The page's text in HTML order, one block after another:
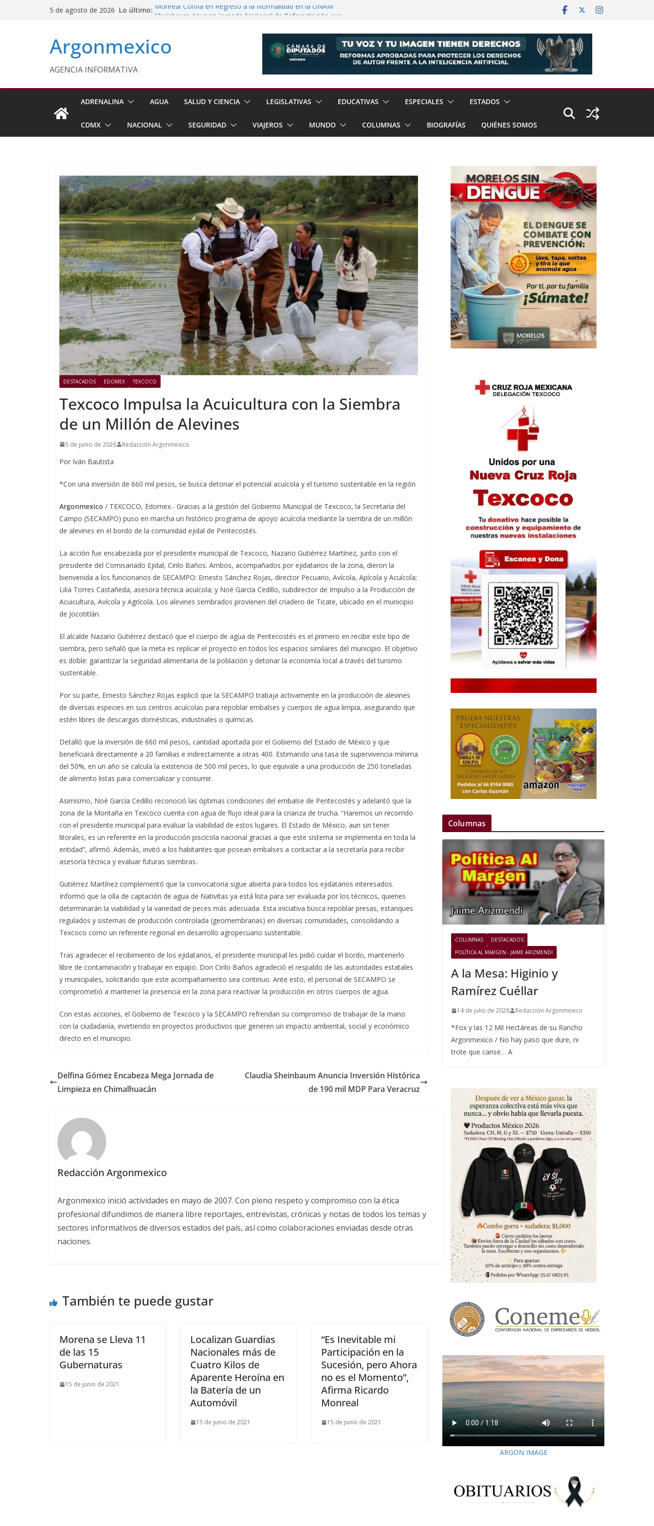
5 de agosto de 2026 Lo último: Monreal Confía en Regreso a la Normalidad en la UNAM
Lluvias y Ciclones
Fiestas de la Vendimia Esperan 90 mil Visitantes en Baja
Juárez
Argonmexico
AGENCIA INFORMATIVA
ADRENALINA AGUA SALUD Y CIENCIA LEGISLATIVAS EDUCATIVAS ESPECIALES ESTADOS
CDMX NACIONAL SEGURIDAD VIAJEROS MUNDO COLUMNAS BIOGRAFÍAS QUIÉNES SOMOS
DESTACADOS EDOMEX TEXCOCO
Texcoco Impulsa la Acuicultura con la Siembra
de un Millón de Alevines
5 de junio de 2026 Redacción Argonmexico
Por Iván Bautista
*Con una inversión de 660 mil pesos, se busca detonar el potencial acuícola y el turismo sustentable en la región
Argonmexico / TEXCOCO, Edomex.- Gracias a la gestión del Gobierno Municipal de Texcoco, la Secretaría del
Campo (SECAMPO) puso en marcha un histórico programa de apoyo acuícola mediante la siembra de un millón
de alevines en el bordo de la comunidad ejidal de Pentecostés.
La acción fue encabezada por el presidente municipal de Texcoco, Nazario Gutiérrez Martínez, junto con el
presidente del Comisariado Ejidal, Cirilo Baños. Ambos, acompañados por ejidatarios de la zona, dieron la
bienvenida a los funcionarios de SECAMPO: Ernesto Sánchez Rojas, director Pecuario, Avícola, Apícola y Acuícola;
Lilia Torres Castañeda, asesora técnica acuícola; y Noé García Cedillo, subdirector de Impulso a la Producción de
Acuicultura, Avícola y Agrícola. Los alevines sembrados provienen del criadero de Ticate, ubicado en el municipio
de Jocotitlán.
El alcalde Nazario Gutiérrez destacó que el cuerpo de agua de Pentecostés es el primero en recibir este tipo de
siembra, pero señaló que la meta es replicar el proyecto en todos los espacios similares del municipio. El objetivo
es doble: garantizar la seguridad alimentaria de la población y detonar la economía local a través del turismo
sustentable.
Por su parte, Ernesto Sánchez Rojas explicó que la SECAMPO trabaja activamente en la producción de alevines
de diversas especies en sus centros acuícolas para repoblar embalses y cuerpos de agua limpia, asegurando que
estén libres de descargas domésticas, industriales o químicas.
Detalló que la inversión de 660 mil pesos, cantidad aportada por el Gobierno del Estado de México y que
beneficiará directamente a 20 familias e indirectamente a otras 400. Estimando una tasa de supervivencia mínima
del 50%, en un año se calcula la existencia de 500 mil peces, lo que equivale a una producción de 250 toneladas
de alimento listas para comercializar y consumir.
Asimismo, Noé García Cedillo reconoció las óptimas condiciones del embalse de Pentecostés y adelantó que la
zona de la Montaña en Texcoco cuenta con agua de flujo ideal para la crianza de trucha. “Haremos un recorrido
con el presidente municipal para evaluar la viabilidad de estos lugares. El Estado de México, aun sin tener
litorales, es un referente en la producción piscícola nacional gracias a que este sistema se implementa en toda la
entidad”, afirmó. Además, invitó a los habitantes que posean embalses a contactar a la secretaría para recibir
asesoría técnica y evaluar futuras siembras.
Gutiérrez Martínez complementó que la convocatoria sigue abierta para todos los ejidatarios interesados.
Informó que la olla de captación de agua de Nativitas ya está lista para ser evaluada por los técnicos, quienes
determinarán la viabilidad y la variedad de peces más adecuada. Esta iniciativa busca repoblar presas, estanques
regulados y sistemas de producción controlada (geomembranas) en diversas comunidades, consolidando a
Texcoco como un referente regional en desarrollo agropecuario sustentable.
Tras agradecer el recibimiento de los ejidatarios, el presidente municipal les pidió cuidar el bordo, mantenerlo
libre de contaminación y trabajar en equipo. Don Cirilo Baños agradeció el respaldo de las autoridades estatales
y municipales, solicitando que este acompañamiento sea continuo. Ante esto, el personal de SECAMPO se
comprometió a mantener la presencia en la zona para reactivar la producción en otros cuerpos de agua.
Con estas acciones, el Gobierno de Texcoco y la SECAMPO refrendan su compromiso de trabajar de la mano
con la ciudadanía, invirtiendo en proyectos productivos que generen un impacto ambiental, social y económico
directo en el municipio.
Delfina Gómez Encabeza Mega Jornada de
Limpieza en Chimalhuacán
Claudia Sheinbaum Anuncia Inversión Histórica
de 190 mil MDP Para Veracruz
Redacción Argonmexico
Argonmexico inició actividades en mayo de 2007. Con pleno respeto y compromiso con la ética
profesional difundimos de manera libre reportajes, entrevistas, crónicas y notas de todos los temas y
sectores informativos de diversos estados del país, así como colaboraciones enviadas desde otras
naciones.
También te puede gustar
Morena se Lleva 11
de las 15
Gubernaturas
15 de junio de 2021
Localizan Guardias
Nacionales más de
Cuatro Kilos de
Aparente Heroína en
la Batería de un
Automóvil
15 de junio de 2021
“Es Inevitable mi
Participación en la
Sucesión, pero Ahora
no es el Momento”,
Afirma Ricardo
Monreal
15 de junio de 2021
Columnas
COLUMNAS
DESTACADOS
POLÍTICA AL MARGEN - JAIME ARIZMENDI
A la Mesa: Higinio y
Ramírez Cuéllar
14 de julio de 2026 Redacción Argonmexico
*Fox y las 12 Mil Hectáreas de su Rancho
Argonmexico / No hay paso que dure, ni
trote que canse… A
ARGON IMAGE